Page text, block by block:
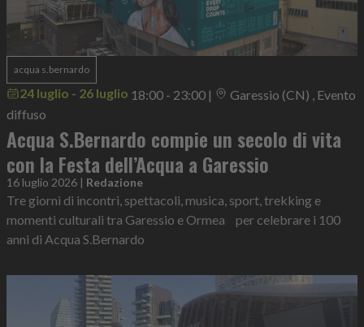
acqua s.bernardo
24 luglio - 26 luglio 18:00 - 23:00 |
Garessio (CN) , Evento
diffuso
Acqua S.Bernardo compie un secolo di vita
con la Festa dell’Acqua a Garessio
16 luglio 2026 | Redazione
Tre giorni di incontri, spettacoli, musica, sport, trekking e
momenti culturali tra Garessio e Ormea per celebrare i 100
anni di Acqua S.Bernardo